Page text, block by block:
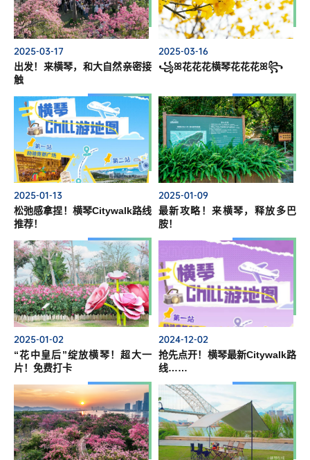
2025-03-17
出发！来横琴，和大自然亲密接
触
2025-03-16
꧁ꕤ花花花横琴花花花ꕤ꧂
2025-01-13
松弛感拿捏！横琴Citywalk路线
推荐！
2025-01-09
最新攻略！来横琴，释放多巴
胺！
2025-01-02
“花中皇后”绽放横琴！超大一
片！免费打卡
2024-12-02
抢先点开！横琴最新Citywalk路
线……